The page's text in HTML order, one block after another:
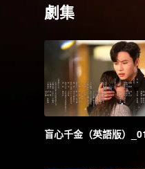
劇集
盲心千金（英語版）